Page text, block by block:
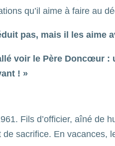
qu’il aime à faire au
pas, mais il les aime
voir le Père Doncœur :
! »
Fils d’officier, aîné de
sacrifice. En vacances,